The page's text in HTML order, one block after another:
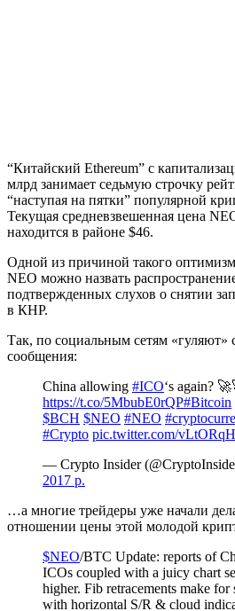
“Китайский Ethereum” с
млрд занимает седьмую строчку
“наступая на пятки” популярной
Текущая средневзвешенная цена
находится в районе $46.
Одной из причиной такого
NEO можно назвать
подтвержденных слухов о снятии
в КНР.
Так, по социальным сетям «гуляют»
сообщения:
China allowing #ICO‘s again?
https://t.co/5MbubE0rQP#Bitcoin
$BCH $NEO #NEO
#Crypto pic.twitter.com/
— Crypto Insider
2017 р.
…а многие трейдеры уже начали
отношении цены этой молодой
$NEO/BTC Update: reports of
ICOs coupled with a juicy chart
higher. Fib retracements make for
with horizontal S/R & cloud